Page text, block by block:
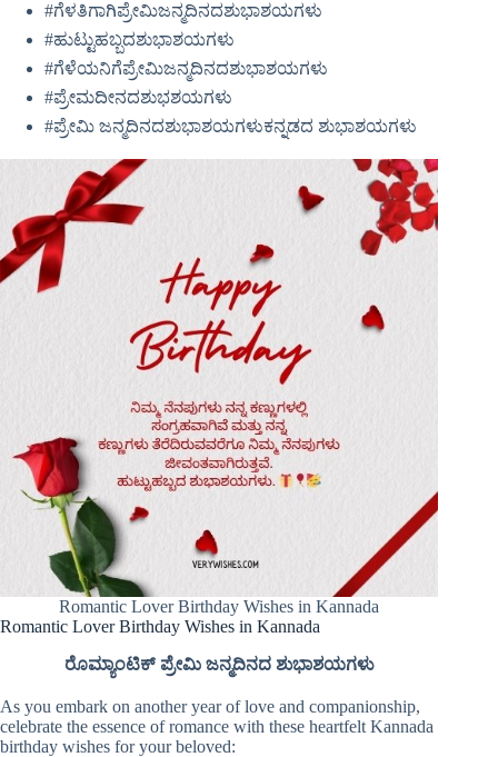
#ಗೆಳತಿಗಾಗಿಪ್ರೇಮಿಜನ್ಮದಿನದಶುಭಾಶಯಗಳು
#ಹುಟ್ಟುಹಬ್ಬದಶುಭಾಶಯಗಳು
#ಗೆಳೆಯನಿಗೆಪ್ರೇಮಿಜನ್ಮದಿನದಶುಭಾಶಯಗಳು
#ಪ್ರೇಮದೀನದಶುಭಶಯಗಳು
#ಪ್ರೇಮಿ ಜನ್ಮದಿನದಶುಭಾಶಯಗಳುಕನ್ನಡದ ಶುಭಾಶಯಗಳು
Romantic Lover Birthday Wishes in Kannada
Romantic Lover Birthday Wishes in Kannada
ರೊಮ್ಯಾಂಟಿಕ್ ಪ್ರೇಮಿ ಜನ್ಮದಿನದ ಶುಭಾಶಯಗಳು
As you embark on another year of love and companionship,
celebrate the essence of romance with these heartfelt Kannada
birthday wishes for your beloved: